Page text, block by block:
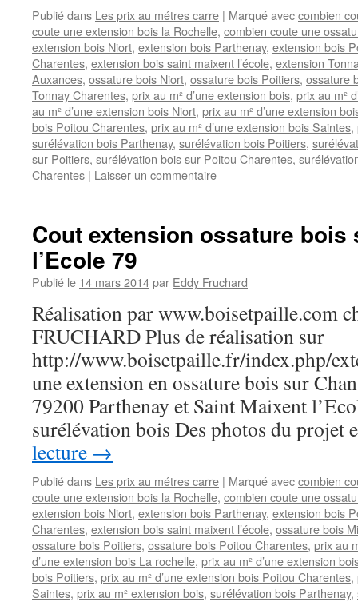
Publié dans Les prix au métres carre | Marqué aveccombien
coute une extension bois la Rochelle, combien coute une
extension bois Niort, extension bois Parthenay, extension bois
Charentes, extension bois saint maixent l’école, extension
Auxances, ossature bois Niort, ossature bois Poitiers, ossature
Tonnay Charentes, prix au m² d’une extension bois, prix au m²
au m² d’une extension bois Niort, prix au m² d’une extension
bois Poitou Charentes, prix au m² d’une extension bois Saintes,
surélévation bois Parthenay, surélévation bois Poitiers,
sur Poitiers, surélévation bois sur Poitou Charentes,
Charentes | Laisser un commentaire
Cout extension ossature bois
l’Ecole 79
Publié le 14 mars 2014par Eddy Fruchard
Réalisation par www.boisetpaille.com
FRUCHARD Plus de réalisation sur
http://www.boisetpaille.fr/index.php/
une extension en ossature bois sur
79200 Parthenay et Saint Maixent
surélévation bois Des photos du
lecture →
Publié dans Les prix au métres carre | Marqué aveccombien
coute une extension bois la Rochelle, combien coute une
extension bois Niort, extension bois Parthenay, extension bois
Charentes, extension bois saint maixent l’école, ossature bois
ossature bois Poitiers, ossature bois Poitou Charentes, prix au
d’une extension bois La rochelle, prix au m² d’une extension
bois Poitiers, prix au m² d’une extension bois Poitou Charentes,
Saintes, prix au m² extension bois, surélévation bois Parthenay,